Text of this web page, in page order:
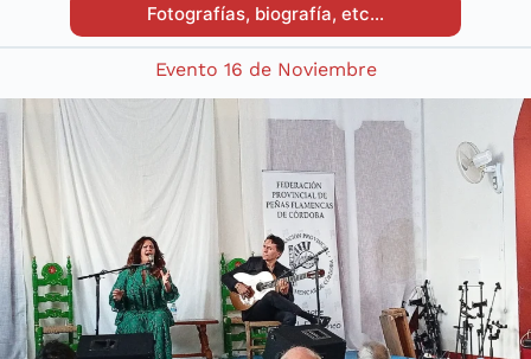
Fotografías, biografía, etc…
Evento 16 de Noviembre